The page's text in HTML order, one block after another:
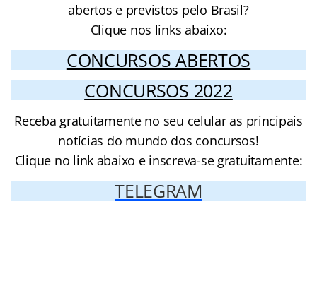
abertos e previstos pelo Brasil?
Clique nos links abaixo:
CONCURSOS ABERTOS
CONCURSOS 2022
Receba gratuitamente no seu celular as principais
notícias do mundo dos concursos!
Clique no link abaixo e inscreva-se gratuitamente:
TELEGRAM